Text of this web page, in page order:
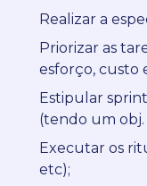
Realizar a
Priorizar as
esforço, custo
Estipular
(tendo um
Executar os
etc);